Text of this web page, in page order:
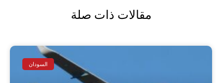
مقالات ذات صلة
السودان